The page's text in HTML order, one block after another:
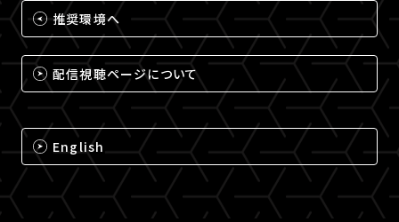
推奨環境へ
配信視聴ページについて
English